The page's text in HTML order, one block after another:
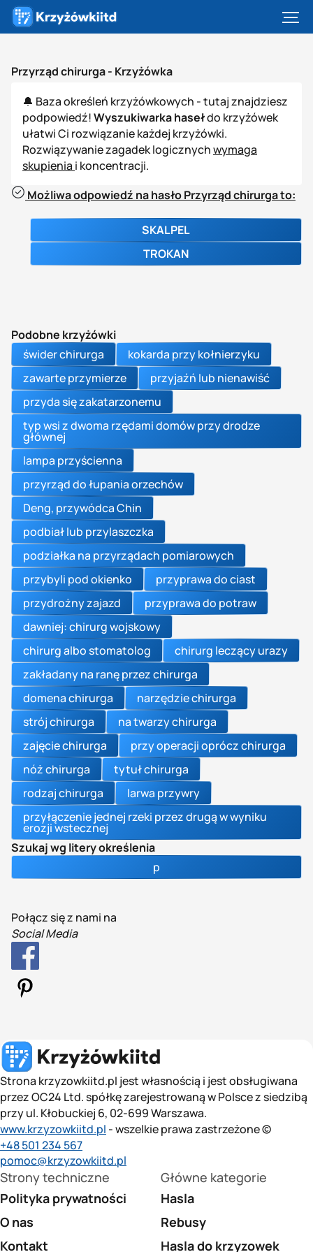
Przyrząd chirurga - Krzyżówka
🔔 Baza określeń krzyżówkowych - tutaj znajdziesz
podpowiedź!Wyszukiwarka hasełdo krzyżówek
ułatwi Ci rozwiązanie każdej krzyżówki.
Rozwiązywanie zagadek logicznychwymaga
skupienia i koncentracji.
Możliwa odpowiedź na hasło Przyrząd chirurga to:
SKALPEL
TROKAN
Podobne krzyżówki
świder chirurga
kokarda przy kołnierzyku
zawarte przymierze
przyjaźń lub nienawiść
przyda się zakatarzonemu
typ wsi z dwoma rzędami domów przy drodze
głównej
lampa przyścienna
przyrząd do łupania orzechów
Deng, przywódca Chin
podbiał lub przylaszczka
podziałka na przyrządach pomiarowych
przybyli pod okienko
przyprawa do ciast
przydrożny zajazd
przyprawa do potraw
dawniej: chirurg wojskowy
chirurg albo stomatolog
chirurg leczący urazy
zakładany na ranę przez chirurga
domena chirurga
narzędzie chirurga
strój chirurga
na twarzy chirurga
zajęcie chirurga
przy operacji oprócz chirurga
nóż chirurga
tytuł chirurga
rodzaj chirurga
larwa przywry
przyłączenie jednej rzeki przez drugą w wyniku
erozji wstecznej
Szukaj wg litery określenia
p
Połącz się z nami na
Social Media
Strona krzyzowkiitd.pl jest własnością i jest obsługiwana
przez OC24 Ltd. spółkę zarejestrowaną w Polsce z siedzibą
przy ul. Kłobuckiej 6, 02-699 Warszawa.
www.krzyzowkiitd.pl - wszelkie prawa zastrzeżone ©
+48 501 234 567
pomoc@krzyzowkiitd.pl
Strony techniczne
Polityka prywatności
O nas
Kontakt
Główne kategorie
Hasla
Rebusy
Hasla do krzyzowek